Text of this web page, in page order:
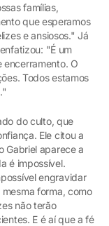
famílias,
que esperamos
e ansiosos." Já
"É um
encerramento. O
Todos estamos
do culto, que
Ele citou a
Gabriel aparece a
é impossível.
engravidar
forma, como
não terão
E é aí que a fé